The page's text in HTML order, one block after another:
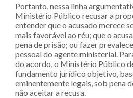
Portanto, nessa linha
Ministério Público recusar a
entender que o acusado merece
mais favorável ao réu; que o
pena de prisão; ou fazer
pessoal do agente ministerial.
do acordo, o Ministério Público
fundamento jurídico objetivo,
eminentemente legais, sob pena
não aceitar a recusa.